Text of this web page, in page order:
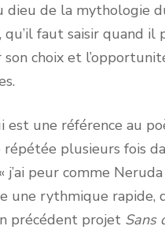
dieu de la mythologie
faut saisir quand il
choix et
est une référence au
plusieurs fois
peur comme
une rythmique rapide,
précédent projet Sans